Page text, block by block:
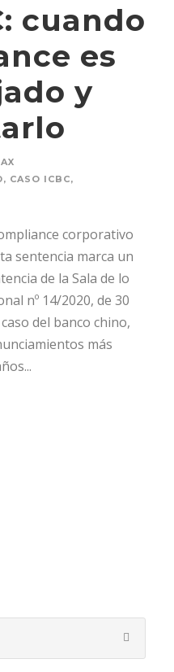
cuando
es
y
, CASO ICBC,
corporativo
sentencia marca un
de la Sala de lo
nº 14/2020, de 30
del banco chino,
más